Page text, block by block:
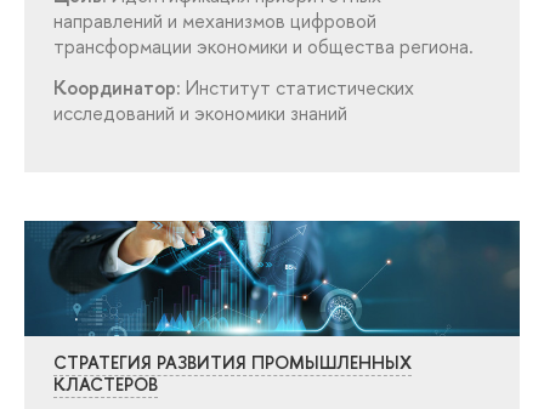
направлений и механизмов цифровой
трансформации экономики и общества региона.
Координатор: Институт статистических
исследований и экономики знаний
СТРАТЕГИЯ РАЗВИТИЯ ПРОМЫШЛЕННЫХ
КЛАСТЕРО